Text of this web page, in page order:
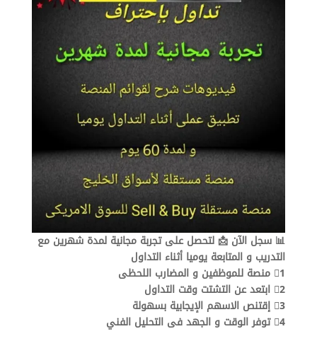
|
شرح
مبسط
📊 سجل الآن 📩 لتحصل على تجربة مجانية لمدة شهرين مع
التدريب و المتابعة يوميا أثناء التداول
1⃣ منصة للموظفين و المضارب اللحظى
2⃣ ابتعد عن التشتت وقت التداول
3⃣ إقتنص الاسهم الإيجابية بسهولة
4⃣ توفر الوقت و الجهد فى التحليل الفني